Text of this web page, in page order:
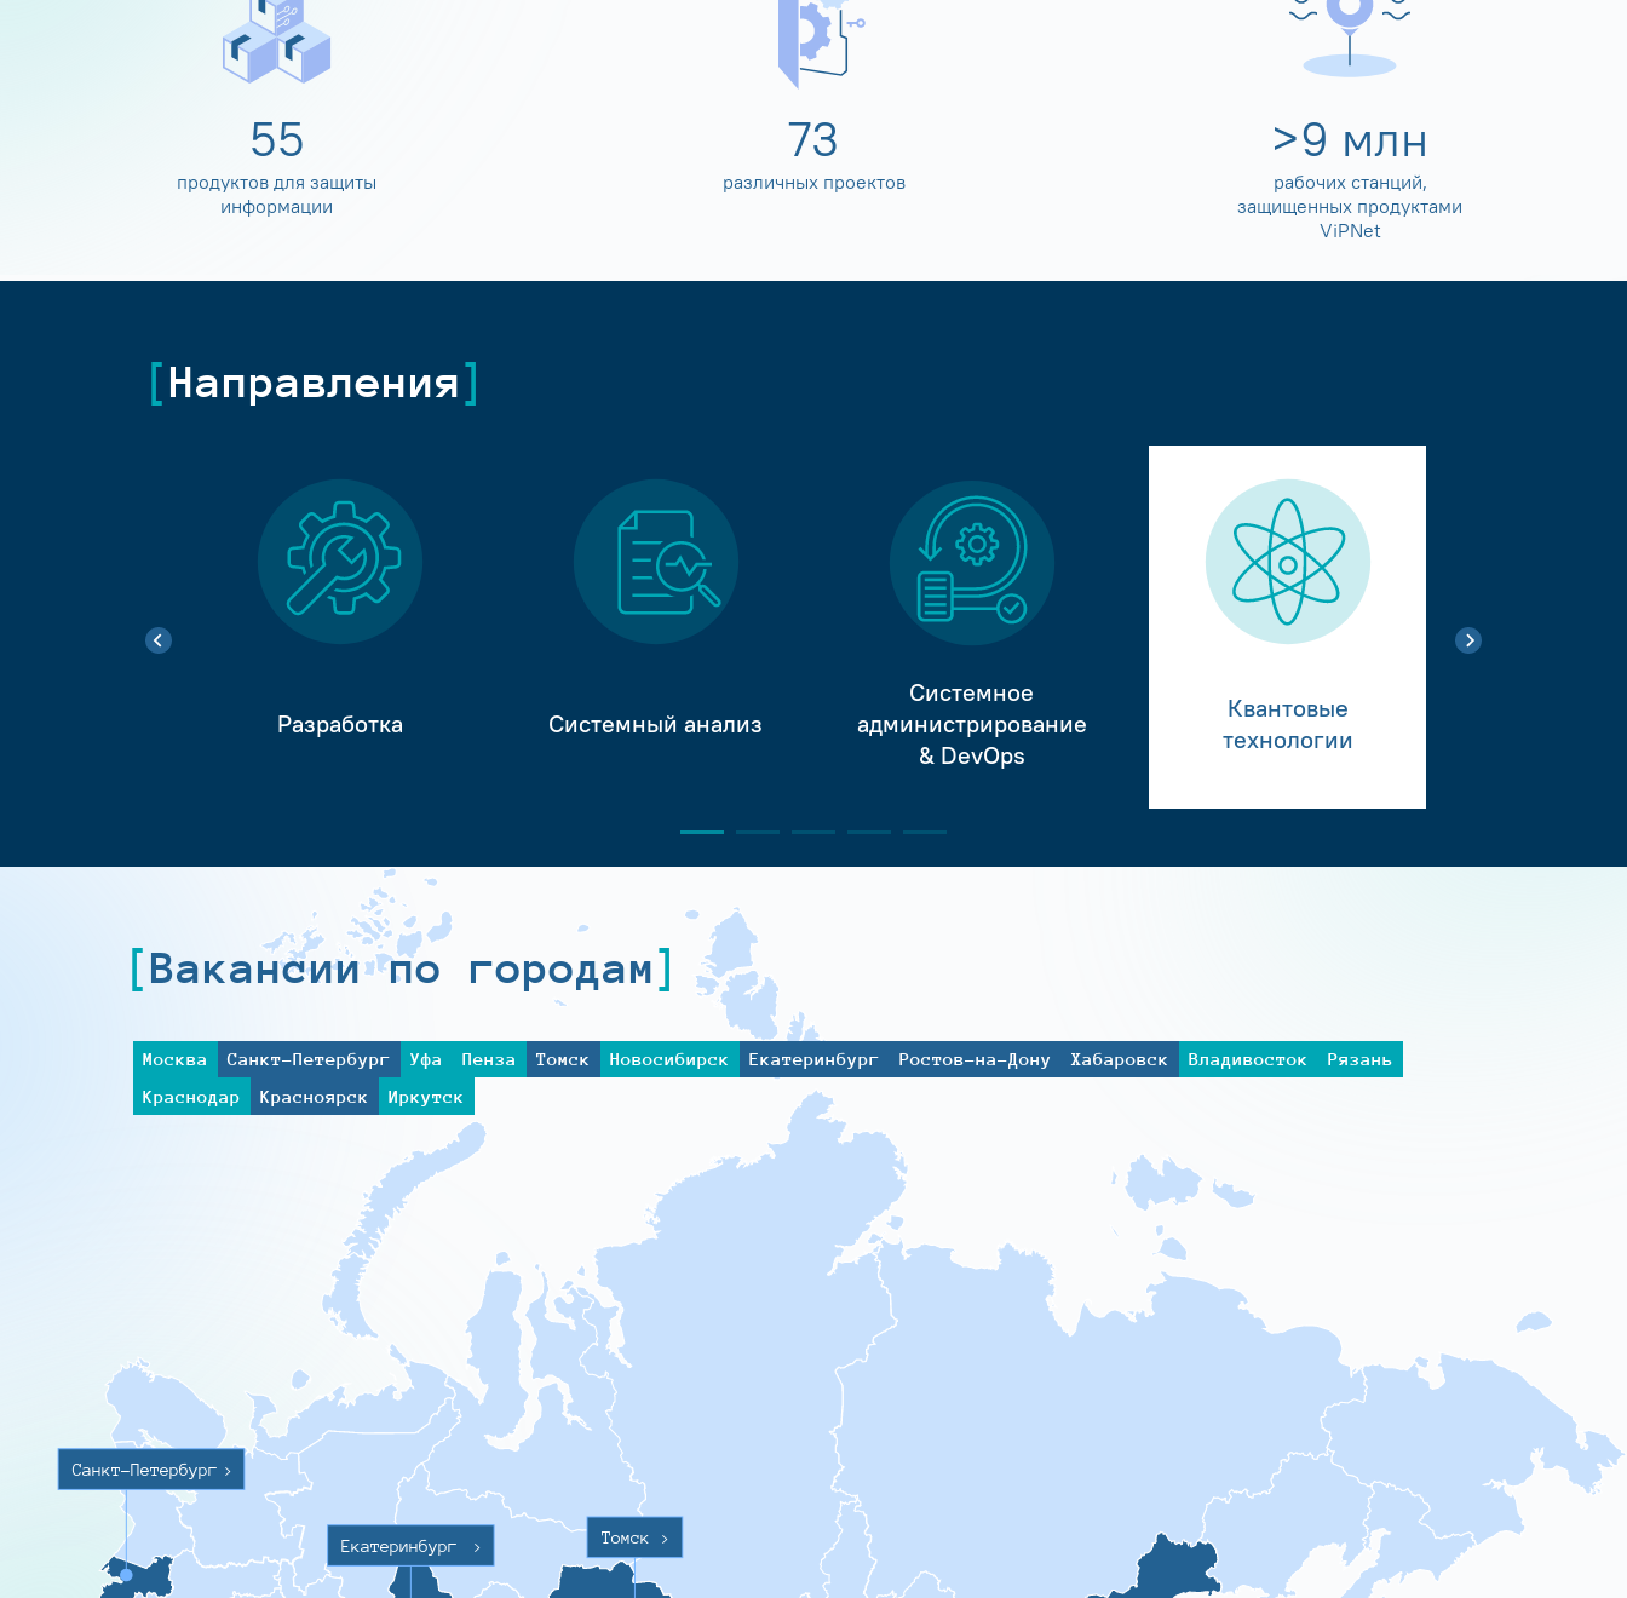
60
продуктов для защиты
информации
80
различных проектов
>10 млн
рабочих станций,
защищенных продуктами
ViPNet
Направления
Разработка Системный анализ
Системное
администрирование
& DevOps
Квантовые
технологии
Вакансии по городам
Москва Санкт-Петербург Уфа Пенза Томск Новосибирск Екатеринбург Ростов-на-Дону Хабаровск Владивосток
Рязань
Краснодар
Красноярск Иркутск
Санкт-Петербург >
Екатеринбург > Томск >